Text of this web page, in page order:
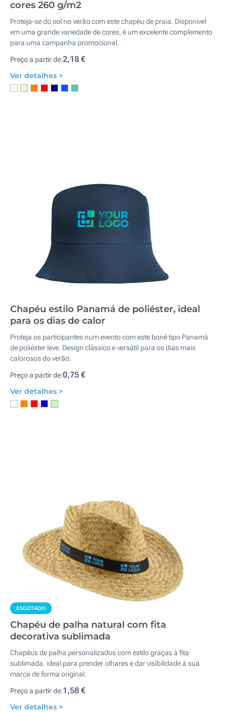
cores 260 g/m2
Proteja-se do sol no verão com este chapéu de praia. Disponível
em uma grande variedade de cores, é um excelente complemento
para uma campanha promocional.
Preço a partir de:2,18 €
Ver detalhes >
Chapéu estilo Panamá de poliéster, ideal
para os dias de calor
Proteja os participantes num evento com este boné tipo Panamá
de poliéster leve. Design clássico e versátil para os dias mais
calorosos do verão.
Preço a partir de:0,75 €
Ver detalhes >
ESGOTADO
Chapéu de palha natural com fita
decorativa sublimada
Chapéus de palha personalizados com estilo graças à fita
sublimada, ideal para prender olhares e dar visibilidade à sua
marca de forma original.
Preço a partir de:1,58 €
Ver detalhes >